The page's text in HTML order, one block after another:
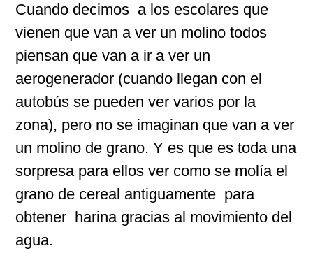
Cuando decimos a los escolares que
vienen que van a ver un molino todos
piensan que van a ir a ver un
aerogenerador (cuando llegan con el
autobús se pueden ver varios por la
zona), pero no se imaginan que van a ver
un molino de grano. Y es que es toda una
sorpresa para ellos ver como se molía el
grano de cereal antiguamente para
obtener harina gracias al movimiento del
agua.